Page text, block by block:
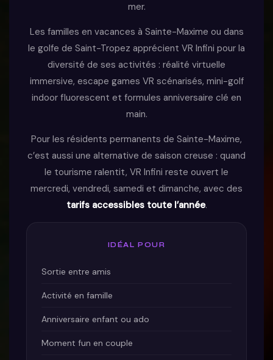
mer.
Les familles en vacances à Sainte-Maxime ou dans
le golfe de Saint-Tropez apprécient VR Infini pour la
diversité de ses activités : réalité virtuelle
immersive, escape games VR scénarisés, mini-golf
indoor fluorescent et formules anniversaire clé en
main.
Pour les résidents permanents de Sainte-Maxime,
c’est aussi une alternative de saison creuse : quand
le tourisme ralentit, VR Infini reste ouvert le
mercredi, vendredi, samedi et dimanche, avec des
tarifs accessibles toute l’année.
IDÉAL POUR
Sortie entre amis
Activité en famille
Anniversaire enfant ou ado
Moment fun en couple